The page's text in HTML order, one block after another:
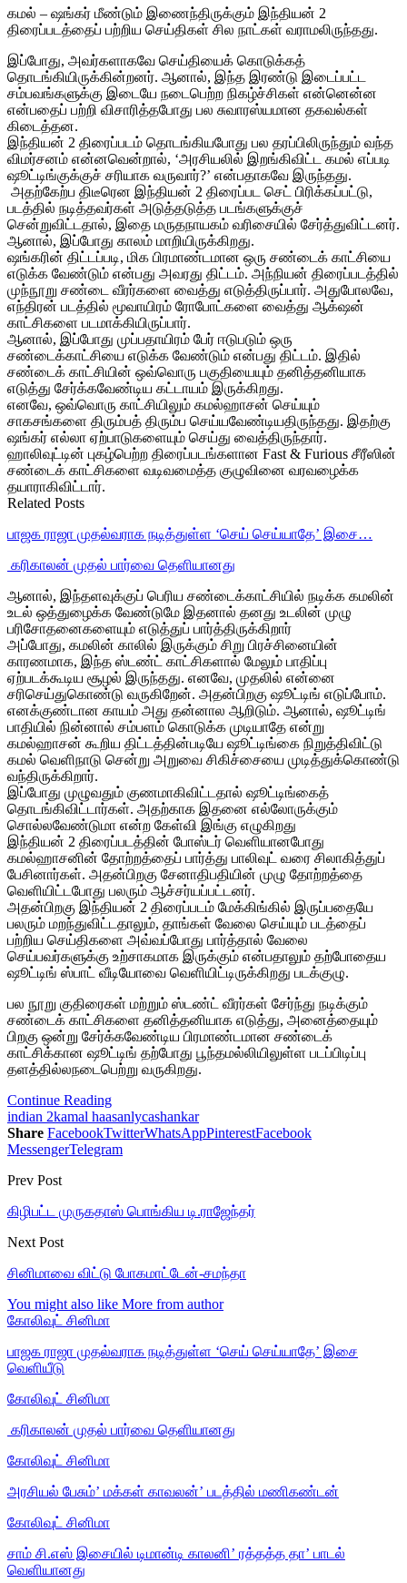
கமல் – ஷங்கர் மீண்டும் இணைந்திருக்கும் இந்தியன் 2
திரைப்படத்தைப் பற்றிய செய்திகள் சில நாட்கள் வராமலிருந்தது.
இப்போது, அவர்களாகவே செய்தியைக் கொடுக்கத்
தொடங்கியிருக்கின்றனர். ஆனால், இந்த இரண்டு இடைப்பட்ட
சம்பவங்களுக்கு இடையே நடைபெற்ற நிகழ்ச்சிகள் என்னென்ன
என்பதைப் பற்றி விசாரித்தபோது பல சுவாரஸ்யமான தகவல்கள்
கிடைத்தன.
இந்தியன் 2 திரைப்படம் தொடங்கியபோது பல தரப்பிலிருந்தும் வந்த
விமர்சனம் என்னவென்றால், ‘அரசியலில் இறங்கிவிட்ட கமல் எப்படி
ஷூட்டிங்குக்குச் சரியாக வருவார்?’ என்பதாகவே இருந்தது.
அதற்கேற்ப திடீரென இந்தியன் 2 திரைப்பட செட் பிரிக்கப்பட்டு,
படத்தில் நடித்தவர்கள் அடுத்தடுத்த படங்களுக்குச்
சென்றுவிட்டதால், இதை மருதநாயகம் வரிசையில் சேர்த்துவிட்டனர்.
ஆனால், இப்போது காலம் மாறியிருக்கிறது.
ஷங்கரின் திட்டப்படி, மிக பிரமாண்டமான ஒரு சண்டைக் காட்சியை
எடுக்க வேண்டும் என்பது அவரது திட்டம். அந்நியன் திரைப்படத்தில்
முந்நூறு சண்டை வீரர்களை வைத்து எடுத்திருப்பார். அதுபோலவே,
எந்திரன் படத்தில் மூவாயிரம் ரோபோட்களை வைத்து ஆக்‌ஷன்
காட்சிகளை படமாக்கியிருப்பார்.
ஆனால், இப்போது முப்பதாயிரம் பேர் ஈடுபடும் ஒரு
சண்டைக்காட்சியை எடுக்க வேண்டும் என்பது திட்டம். இதில்
சண்டைக் காட்சியின் ஒவ்வொரு பகுதியையும் தனித்தனியாக
எடுத்து சேர்க்கவேண்டிய கட்டாயம் இருக்கிறது.
எனவே, ஒவ்வொரு காட்சியிலும் கமல்ஹாசன் செய்யும்
சாகசங்களை திரும்பத் திரும்ப செய்யவேண்டியதிருந்தது. இதற்கு
ஷங்கர் எல்லா ஏற்பாடுகளையும் செய்து வைத்திருந்தார்.
ஹாலிவுட்டின் புகழ்பெற்ற திரைப்படங்களான Fast & Furious சீரீஸின்
சண்டைக் காட்சிகளை வடிவமைத்த குழுவினை வரவழைக்க
தயாராகிவிட்டார்.
Related Posts
பாஜக ராஜா முதல்வராக நடித்துள்ள ‘செய் செய்யாதே’ இசை…
‎ கரிகாலன் முதல் பார்வை தெளியானது
ஆனால், இந்தளவுக்குப் பெரிய சண்டைக்காட்சியில் நடிக்க கமலின்
உடல் ஒத்துழைக்க வேண்டுமே இதனால் தனது உடலின் முழு
பரிசோதனைகளையும் எடுத்துப் பார்த்திருக்கிறார்
அப்போது, கமலின் காலில் இருக்கும் சிறு பிரச்சினையின்
காரணமாக, இந்த ஸ்டண்ட் காட்சிகளால் மேலும் பாதிப்பு
ஏற்படக்கூடிய சூழல் இருந்தது. எனவே, முதலில் என்னை
சரிசெய்துகொண்டு வருகிறேன். அதன்பிறகு ஷூட்டிங் எடுப்போம்.
எனக்குண்டான காயம் அது தன்னால ஆறிடும். ஆனால், ஷூட்டிங்
பாதியில் நின்னால் சம்பளம் கொடுக்க முடியாதே என்று
கமல்ஹாசன் கூறிய திட்டத்தின்படியே ஷூட்டிங்கை நிறுத்திவிட்டு
கமல் வெளிநாடு சென்று அறுவை சிகிச்சையை முடித்துக்கொண்டு
வந்திருக்கிறார்.
இப்போது முழுவதும் குணமாகிவிட்டதால் ஷூட்டிங்கைத்
தொடங்கிவிட்டார்கள். அதற்காக இதனை எல்லோருக்கும்
சொல்லவேண்டுமா என்ற கேள்வி இங்கு எழுகிறது
இந்தியன் 2 திரைப்படத்தின் போஸ்டர் வெளியானபோது
கமல்ஹாசனின் தோற்றத்தைப் பார்த்து பாலிவுட் வரை சிலாகித்துப்
பேசினார்கள். அதன்பிறகு சேனாதிபதியின் முழு தோற்றத்தை
வெளியிட்டபோது பலரும் ஆச்சர்யப்பட்டனர்.
அதன்பிறகு இந்தியன் 2 திரைப்படம் மேக்கிங்கில் இருப்பதையே
பலரும் மறந்துவிட்டதாலும், தாங்கள் வேலை செய்யும் படத்தைப்
பற்றிய செய்திகளை அவ்வப்போது பார்த்தால் வேலை
செய்பவர்களுக்கு உற்சாகமாக இருக்கும் என்பதாலும் தற்போதைய
ஷூட்டிங் ஸ்பாட் வீடியோவை வெளியிட்டிருக்கிறது படக்குழு.
பல நூறு குதிரைகள் மற்றும் ஸ்டண்ட் வீரர்கள் சேர்ந்து நடிக்கும்
சண்டைக் காட்சிகளை தனித்தனியாக எடுத்து, அனைத்தையும்
பிறகு ஒன்று சேர்க்கவேண்டிய பிரமாண்டமான சண்டைக்
காட்சிக்கான ஷூட்டிங் தற்போது பூந்தமல்லியிலுள்ள படப்பிடிப்பு
தளத்தில்லநடைபெற்று வருகிறது.
Continue Reading
indian 2kamal haasanlycashankar
Share FacebookTwitterWhatsAppPinterestFacebook
MessengerTelegram
Prev Post
கிழிபட்ட முருகதாஸ் பொங்கிய டி.ராஜேந்தர்
Next Post
சினிமாவை விட்டு போகமாட்டேன்-சமந்தா
You might also like More from author
கோலிவுட் சினிமா
பாஜக ராஜா முதல்வராக நடித்துள்ள ‘செய் செய்யாதே’ இசை
வெளியீடு
கோலிவுட் சினிமா
‎ கரிகாலன் முதல் பார்வை தெளியானது
கோலிவுட் சினிமா
அரசியல் பேசும்’ மக்கள் காவலன்’ படத்தில் மணிகண்டன்
கோலிவுட் சினிமா
சாம் சி.எஸ் இசையில் டிமான்டி காலனி’ ரத்தத்த தா’ பாடல்
வெளியானது